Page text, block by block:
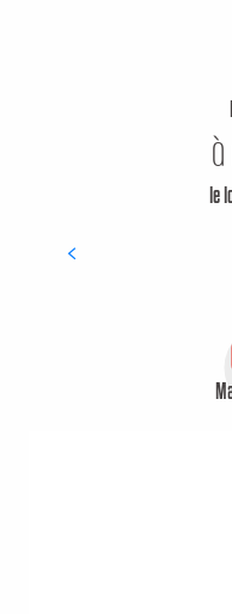
le
Lioux-